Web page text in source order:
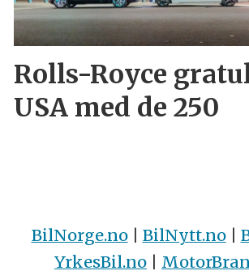
Rolls-Royce
USA med de 250
BilNorge.no| BilNytt.no|
YrkesBil.no |